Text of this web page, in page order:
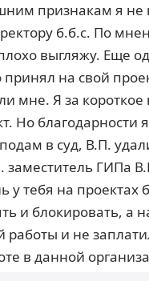
признакам я
б.б.с. По
выгляжу. Еще
на свой
мне. Я за
благодарности
в суд, В.П.
ГИПа
тебя на
и блокировать, а
и не
в данной